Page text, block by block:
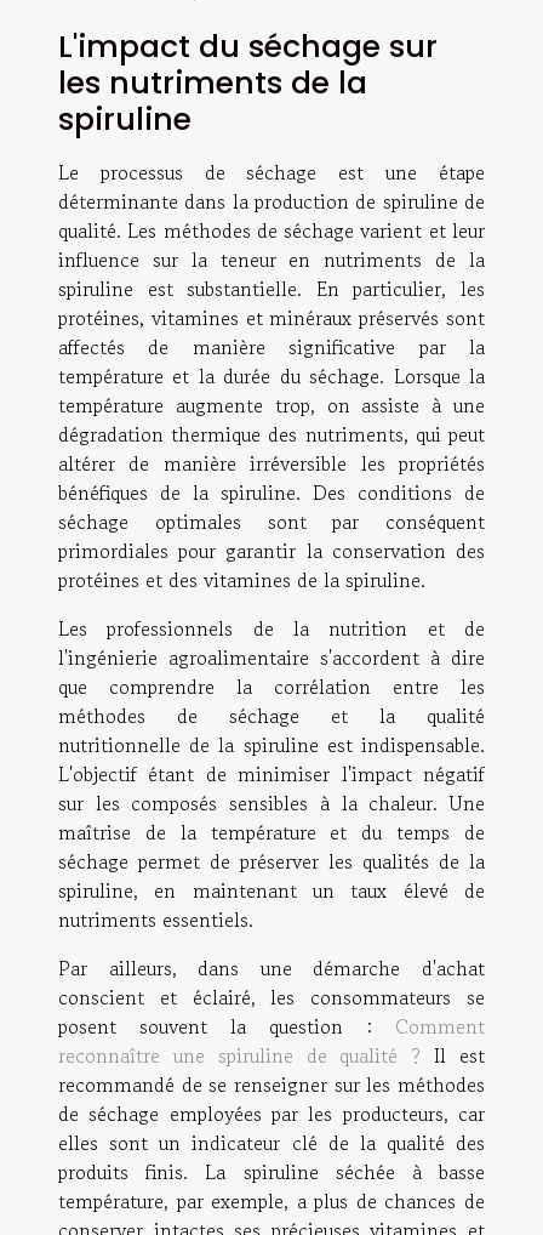
L'impact du séchage sur
les nutriments de la
spiruline
Le processus de séchage est une étape
déterminante dans la production de spiruline de
qualité. Les méthodes de séchage varient et leur
influence sur la teneur en nutriments de la
spiruline est substantielle. En particulier, les
protéines, vitamines et minéraux préservés sont
affectés de manière significative par la
température et la durée du séchage. Lorsque la
température augmente trop, on assiste à une
dégradation thermique des nutriments, qui peut
altérer de manière irréversible les propriétés
bénéfiques de la spiruline. Des conditions de
séchage optimales sont par conséquent
primordiales pour garantir la conservation des
protéines et des vitamines de la spiruline.
Les professionnels de la nutrition et de
l'ingénierie agroalimentaire s'accordent à dire
que comprendre la corrélation entre les
méthodes de séchage et la qualité
nutritionnelle de la spiruline est indispensable.
L'objectif étant de minimiser l'impact négatif
sur les composés sensibles à la chaleur. Une
maîtrise de la température et du temps de
séchage permet de préserver les qualités de la
spiruline, en maintenant un taux élevé de
nutriments essentiels.
Par ailleurs, dans une démarche d'achat
conscient et éclairé, les consommateurs se
posent souvent la question : Comment
reconnaître une spiruline de qualité ? Il est
recommandé de se renseigner sur les méthodes
de séchage employées par les producteurs, car
elles sont un indicateur clé de la qualité des
produits finis. La spiruline séchée à basse
température, par exemple, a plus de chances de